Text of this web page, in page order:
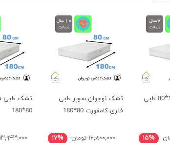
تشک یکنفره 180*80 طبی
۱۵%
تشک نوجوان سوپر طبی
فنری کامفورت 80*180
۱۶,۸۰۰,۰۰۰ تومان
۱۷%
تشک طبی
80*180
۱۳,۹۴۳,۰۰۰